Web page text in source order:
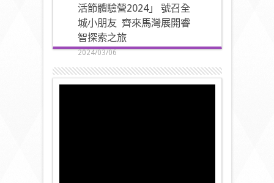
活節體驗營2024」 號召全
城小朋友 齊來馬灣展開睿
智探索之旅
2024/03/06